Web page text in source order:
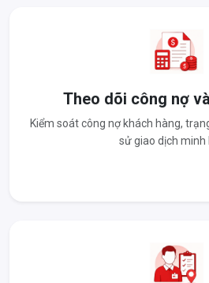
Theo dõi công nợ
Kiểm soát công nợ khách hàng,
sử giao dịch minh